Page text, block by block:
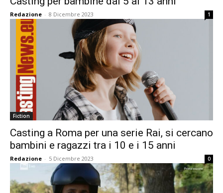
Redazione - 8 Dicembre 2023 1
Fiction
Casting a Roma per una serie Rai, si cercano
bambini e ragazzi tra i 10 e i 15 anni
Redazione - 5 Dicembre 2023 0